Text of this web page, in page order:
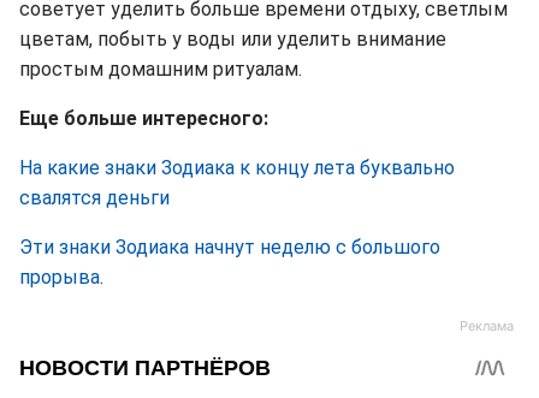
советует уделить больше времени отдыху, светлым
цветам, побыть у воды или уделить внимание
простым домашним ритуалам.
Еще больше интересного:
На какие знаки Зодиака к концу лета буквально
свалятся деньги
Эти знаки Зодиака начнут неделю с большого
прорыва.